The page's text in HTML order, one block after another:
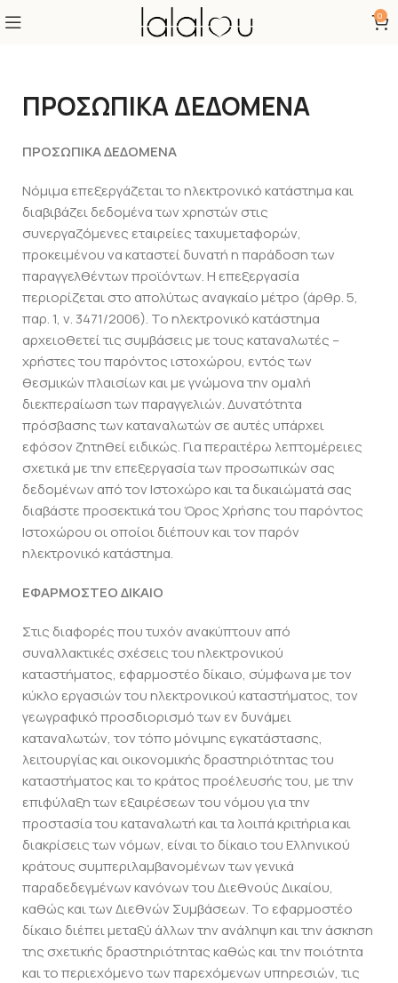
0
ΠΡΟΣΩΠΙΚΑ ΔΕΔΟΜΕΝΑ
ΠΡΟΣΩΠΙΚΑ ΔΕΔΟΜΕΝΑ
Νόμιμα επεξεργάζεται το ηλεκτρονικό κατάστημα και
διαβιβάζει δεδομένα των χρηστών στις
συνεργαζόμενες εταιρείες ταχυμεταφορών,
προκειμένου να καταστεί δυνατή η παράδοση των
παραγγελθέντων προϊόντων. Η επεξεργασία
περιορίζεται στο απολύτως αναγκαίο μέτρο (άρθρ. 5,
παρ. 1, ν. 3471/2006). Το ηλεκτρονικό κατάστημα
αρχειοθετεί τις συμβάσεις με τους καταναλωτές –
χρήστες του παρόντος ιστοχώρου, εντός των
θεσμικών πλαισίων και με γνώμονα την ομαλή
διεκπεραίωση των παραγγελιών. Δυνατότητα
πρόσβασης των καταναλωτών σε αυτές υπάρχει
εφόσον ζητηθεί ειδικώς. Για περαιτέρω λεπτομέρειες
σχετικά με την επεξεργασία των προσωπικών σας
δεδομένων από τον Ιστοχώρο και τα δικαιώματά σας
διαβάστε προσεκτικά του Όρος Χρήσης του παρόντος
Ιστοχώρου οι οποίοι διέπουν και τον παρόν
ηλεκτρονικό κατάστημα.
ΕΦΑΡΜΟΣΤΕΟ ΔΙΚΑΙΟ
Στις διαφορές που τυχόν ανακύπτουν από
συναλλακτικές σχέσεις του ηλεκτρονικού
καταστήματος, εφαρμοστέο δίκαιο, σύμφωνα με τον
κύκλο εργασιών του ηλεκτρονικού καταστήματος, τον
γεωγραφικό προσδιορισμό των εν δυνάμει
καταναλωτών, τον τόπο μόνιμης εγκατάστασης,
λειτουργίας και οικονομικής δραστηριότητας του
καταστήματος και το κράτος προέλευσής του, με την
επιφύλαξη των εξαιρέσεων του νόμου για την
προστασία του καταναλωτή και τα λοιπά κριτήρια και
διακρίσεις των νόμων, είναι το δίκαιο του Ελληνικού
κράτους συμπεριλαμβανομένων των γενικά
παραδεδεγμένων κανόνων του Διεθνούς Δικαίου,
καθώς και των Διεθνών Συμβάσεων. Το εφαρμοστέο
δίκαιο διέπει μεταξύ άλλων την ανάληψη και την άσκηση
της σχετικής δραστηριότητας καθώς και την ποιότητα
και το περιεχόμενο των παρεχόμενων υπηρεσιών, τις